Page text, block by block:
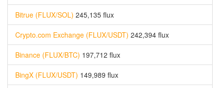
Bitrue (FLUX/SOL) 245,135 flux
Crypto.com Exchange (FLUX/USDT) 242,394 flux
Binance (FLUX/BTC) 197,712 flux
BingX (FLUX/USDT) 149,989 flux